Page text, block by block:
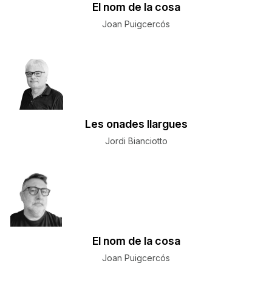
El nom de la cosa
Joan Puigcercós
Les onades llargues
Jordi Bianciotto
El nom de la cosa
Joan Puigcercós